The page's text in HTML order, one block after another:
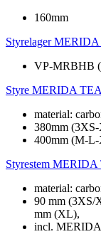
160mm
Styrelager
VP-MRBHB
Styre MERIDA
material:
380mm
400mm (M-
Styrestem MERIDA
material:
90 mm (3XS/
mm (XL),
incl.